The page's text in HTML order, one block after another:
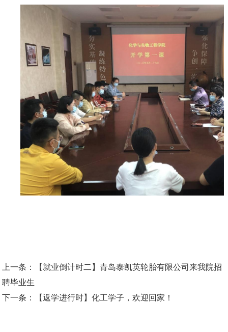
上一条：
【就业倒计时二】青岛泰凯英轮胎有限公司来我院招
聘毕业生
下一条：
【返学进行时】化工学子，欢迎回家！